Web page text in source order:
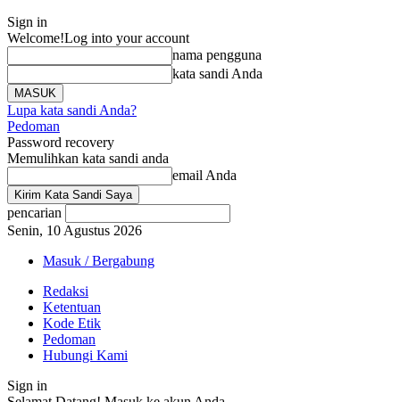
Sign in
Welcome!Log into your account
nama pengguna
kata sandi Anda
Lupa kata sandi Anda?
Pedoman
Password recovery
Memulihkan kata sandi anda
email Anda
pencarian
Senin, 10 Agustus 2026
Masuk / Bergabung
Redaksi
Ketentuan
Kode Etik
Pedoman
Hubungi Kami
Sign in